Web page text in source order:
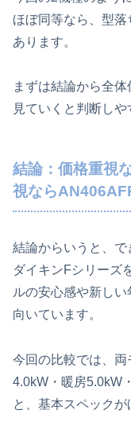
ほぼ同等なら、型
あります。
まずは結論から全
見ていくと判断しや
結論：価格重視
視なら
結論からいうと、
ダイキンFシリーズ
ルの安心感や新し
向いています。
今回の比較では、
4.0kW・暖房5.0kW
と、基本スペックが